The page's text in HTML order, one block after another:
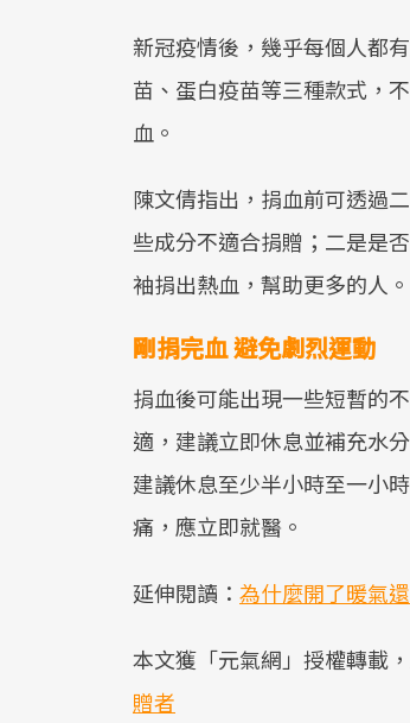
新冠疫情後，幾乎每個人都
苗、蛋白疫苗等三種款式，
血。
陳文倩指出，捐血前可透過
些成分不適合捐贈；二是是
袖捐出熱血，幫助更多的人。
剛捐完血 避免劇烈運動
捐血後可能出現一些短暫的
適，建議立即休息並補充水
建議休息至少半小時至一小
痛，應立即就醫。
延伸閱讀： 為什麼開了暖氣
本文獲「元氣網」授權轉載，
贈者